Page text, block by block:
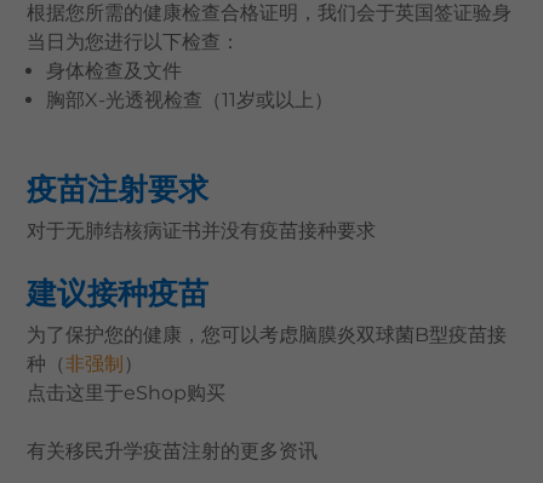
根据您所需的健康检查合格证明，我们会于英国签证验身
当日为您进行以下检查：
身体检查及文件
胸部X-光透视检查（11岁或以上）
疫苗注射要求
对于无肺结核病证书并没有疫苗接种要求
建议接种疫苗
为了保护您的健康，您可以考虑脑膜炎双球菌B型疫苗接
种（非强制 ）
点击这里于eShop购买
有关移民升学疫苗注射的更多资讯